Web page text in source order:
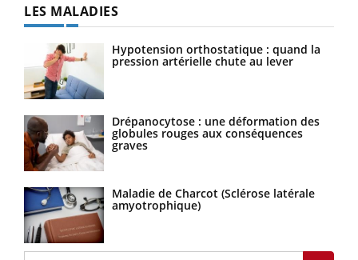
LES MALADIES
Hypotension orthostatique : quand la
pression artérielle chute au lever
Drépanocytose : une déformation des
globules rouges aux conséquences
graves
Maladie de Charcot (Sclérose latérale
amyotrophique)